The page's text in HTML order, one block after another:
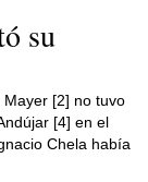
su
Mayer [2] no tuvo
[4] en el
Chela había